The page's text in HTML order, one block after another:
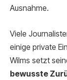
Ausnahme.
Viele
einige private
Wilms setzt
bewusste